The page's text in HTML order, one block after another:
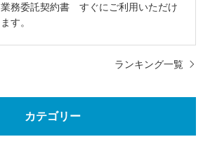
業務委託契約書 すぐにご利用いただけ
ます。
ランキング一覧
カテゴリー